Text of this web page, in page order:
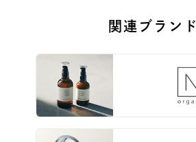
関連ブランド